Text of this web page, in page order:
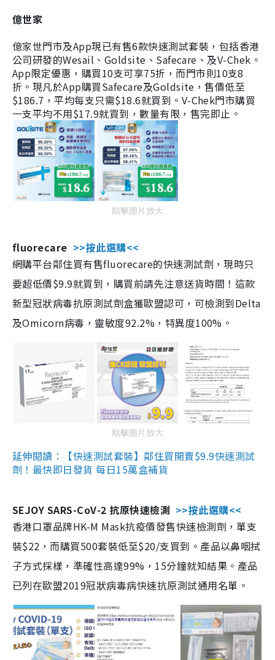
億世家
億家世門市及App現已有售6款快速測試套裝，包括香港
公司研發的Wesail、Goldsite、Safecare、及V-Chek。
App限定優惠，購買10支可享75折，而門市則10支8
折。現凡於App購買Safecare及Goldsite，售價低至
$186.7，平均每支只需$18.6就買到。V-Chek門市購買
一支平均不用$17.9就買到，數量有限，售完即止。
點擊圖片放大
fluorecare >>按此選購<<
網購平台鄰住買有售fluorecare的快速測試劑，現時只
要超低價$9.9就買到，購買前請先注意送貨時間！這款
新型冠狀病毒抗原測試劑盒獲歐盟認可，可檢測到Delta
及Omicorn病毒，靈敏度92.2%，特異度100%。
點擊圖片放大
延伸閱讀：【快速測試套裝】鄰住買開賣$9.9快速測試
劑！最快即日發貨 每日15萬盒補貨
SEJOY SARS-CoV-2 抗原快速檢測 >>按此選購<<
香港口罩品牌HK-M Mask抗疫價發售快速檢測劑，單支
裝$22，而購買500套裝低至$20/支買到。產品以鼻咽拭
子方式採樣，準確性高達99%，15分鐘就知結果。產品
已列在歐盟2019冠狀病毒病快速抗原測試通用名單。